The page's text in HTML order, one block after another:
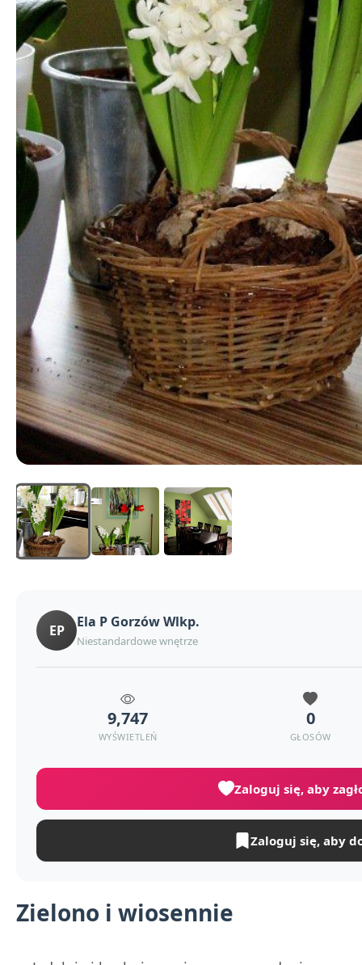
Zielono i wiosennie
EP Ela P Gorzów Wlkp.
Niestandardowe wnętrze
9,747
WYŚWIETLEŃ
0
GŁOSÓW
Zaloguj się, aby
Zaloguj się, aby